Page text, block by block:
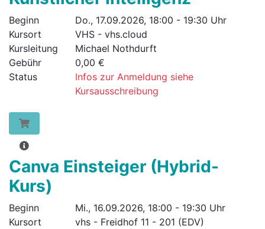
Beginn
Do., 17.09.2026, 18:00 - 19:30 Uhr
Kursort
VHS - vhs.cloud
Kursleitung
Michael Nothdurft
Gebühr
0,00 €
Status
Infos zur Anmeldung siehe
Kursausschreibung
Canva Einsteiger (Hybrid-
Kurs)
Beginn
Mi., 16.09.2026, 18:00 - 19:30 Uhr
Kursort
vhs - Freidhof 11 - 201 (EDV)